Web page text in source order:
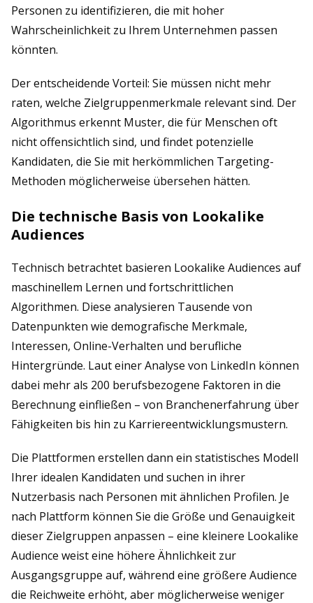
Personen zu identifizieren, die mit hoher
Wahrscheinlichkeit zu Ihrem Unternehmen passen
könnten.
Der entscheidende Vorteil: Sie müssen nicht mehr
raten, welche Zielgruppenmerkmale relevant sind. Der
Algorithmus erkennt Muster, die für Menschen oft
nicht offensichtlich sind, und findet potenzielle
Kandidaten, die Sie mit herkömmlichen Targeting-
Methoden möglicherweise übersehen hätten.
Die technische Basis von Lookalike
Audiences
Technisch betrachtet basieren Lookalike Audiences auf
maschinellem Lernen und fortschrittlichen
Algorithmen. Diese analysieren Tausende von
Datenpunkten wie demografische Merkmale,
Interessen, Online-Verhalten und berufliche
Hintergründe. Laut einer Analyse von LinkedIn können
dabei mehr als 200 berufsbezogene Faktoren in die
Berechnung einfließen – von Branchenerfahrung über
Fähigkeiten bis hin zu Karriereentwicklungsmustern.
Die Plattformen erstellen dann ein statistisches Modell
Ihrer idealen Kandidaten und suchen in ihrer
Nutzerbasis nach Personen mit ähnlichen Profilen. Je
nach Plattform können Sie die Größe und Genauigkeit
dieser Zielgruppen anpassen – eine kleinere Lookalike
Audience weist eine höhere Ähnlichkeit zur
Ausgangsgruppe auf, während eine größere Audience
die Reichweite erhöht, aber möglicherweise weniger